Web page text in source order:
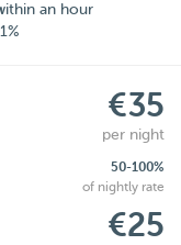
an hour
€35
per night
50-100%
of nightly rate
€25